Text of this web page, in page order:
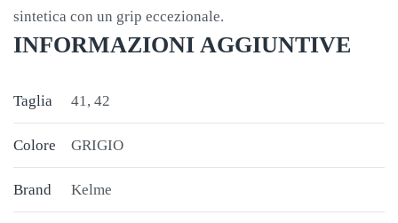
sintetica con un grip eccezionale.
INFORMAZIONI AGGIUNTIVE
Taglia 41, 42
Colore GRIGIO
Brand Kelme